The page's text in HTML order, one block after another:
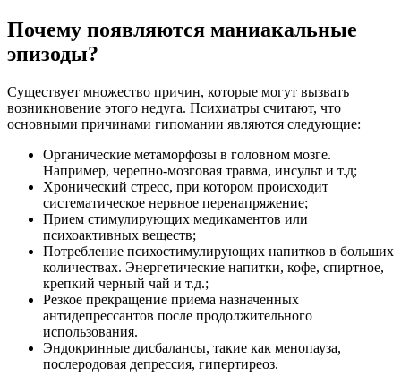
Почему появляются маниакальные
эпизоды?
Существует множество причин, которые могут вызвать
возникновение этого недуга. Психиатры считают, что
основными причинами гипомании являются следующие:
Органические метаморфозы в головном мозге.
Например, черепно-мозговая травма, инсульт и т.д;
Хронический стресс, при котором происходит
систематическое нервное перенапряжение;
Прием стимулирующих медикаментов или
психоактивных веществ;
Потребление психостимулирующих напитков в больших
количествах. Энергетические напитки, кофе, спиртное,
крепкий черный чай и т.д.;
Резкое прекращение приема назначенных
антидепрессантов после продолжительного
использования.
Эндокринные дисбалансы, такие как менопауза,
послеродовая депрессия, гипертиреоз.